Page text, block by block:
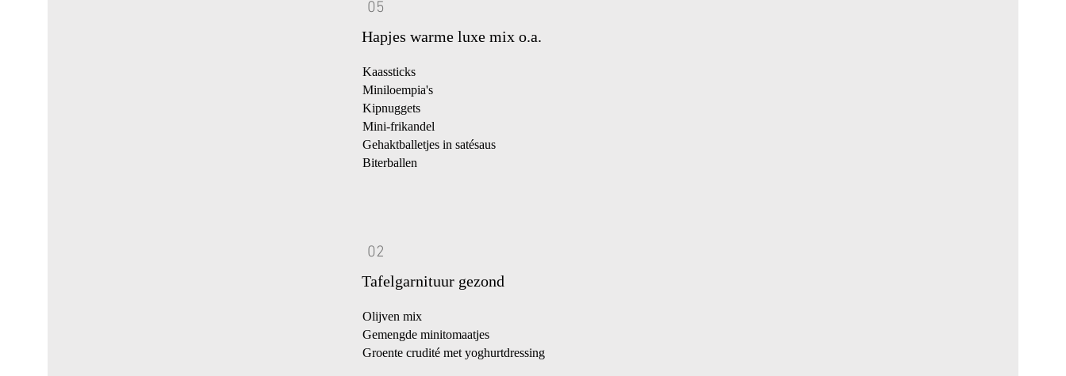
05
Hapjes warme luxe mix o.a.
Kaassticks
Miniloempia's
Kipnuggets
Mini-frikandel
Gehaktballetjes in satésaus
Biterballen
02
Tafelgarnituur gezond
Olijven mix
Gemengde minitomaatjes
Groente crudité met yoghurtdressing